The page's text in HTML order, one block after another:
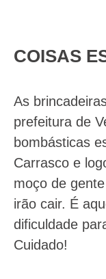
COISAS
As
prefeitura de
bombásticas
Carrasco e
moço de
irão cair. É
dificuldade
Cuidado!